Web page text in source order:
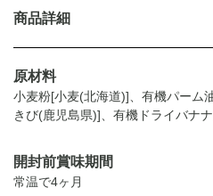
商品詳細
原材料
小麦粉[小麦(北海道)]、有機パーム
きび(鹿児島県)]、有機ドライバナ
開封前賞味期間
常温で4ヶ月